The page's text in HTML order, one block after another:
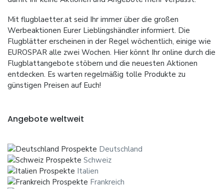
Mit flugblaetter.at seid Ihr immer über die großen
Werbeaktionen Eurer Lieblingshändler informiert. Die
Flugblätter erscheinen in der Regel wöchentlich, einige wie
EUROSPAR alle zwei Wochen. Hier könnt Ihr online durch die
Flugblattangebote stöbern und die neuesten Aktionen
entdecken. Es warten regelmäßig tolle Produkte zu
günstigen Preisen auf Euch!
Angebote weltweit
Deutschland
Schweiz
Italien
Frankreich